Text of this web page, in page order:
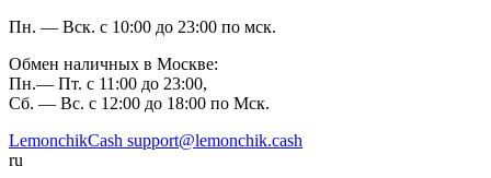
Пн. — Вск. с 10:00 до 23:00 по мск.
Обмен наличных в Москве:
Пн.— Пт. с 11:00 до 23:00,
Сб. — Вс. с 12:00 до 18:00 по Мск.
LemonchikCash support@lemonchik.cash
ru